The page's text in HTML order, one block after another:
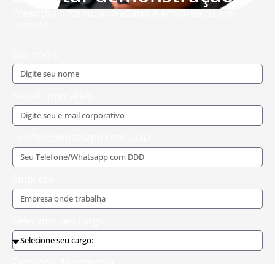
Preencha o formulário abaixo e entraremos em